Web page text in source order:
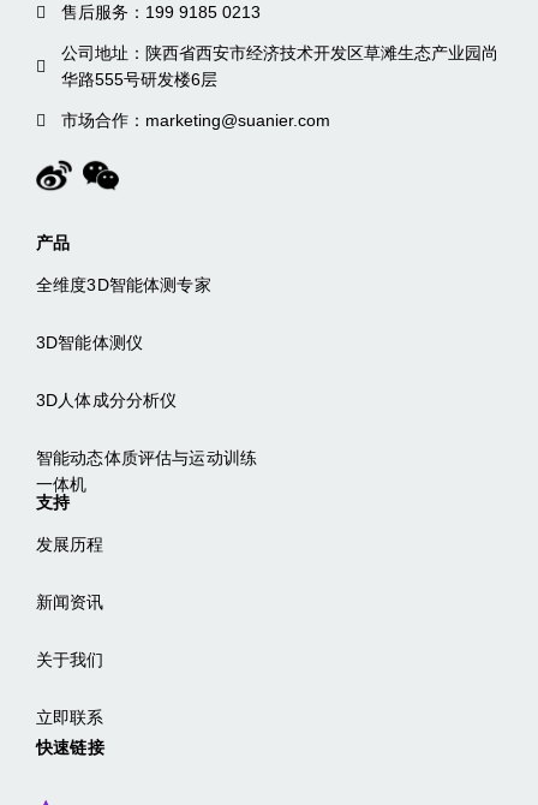
售后服务：199 9185 0213
公司地址：陕西省西安市经济技术开发区草滩生态产业园尚
华路555号研发楼6层
市场合作：marketing@suanier.com
产品
全维度3D智能体测专家
3D智能体测仪
3D人体成分分析仪
智能动态体质评估与运动训练
一体机
支持
发展历程
新闻资讯
关于我们
立即联系
快速链接